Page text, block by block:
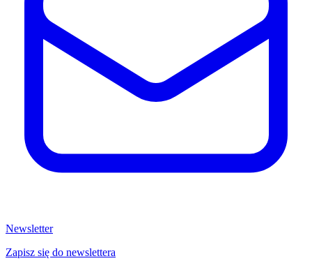
Newsletter
Zapisz się do newslettera